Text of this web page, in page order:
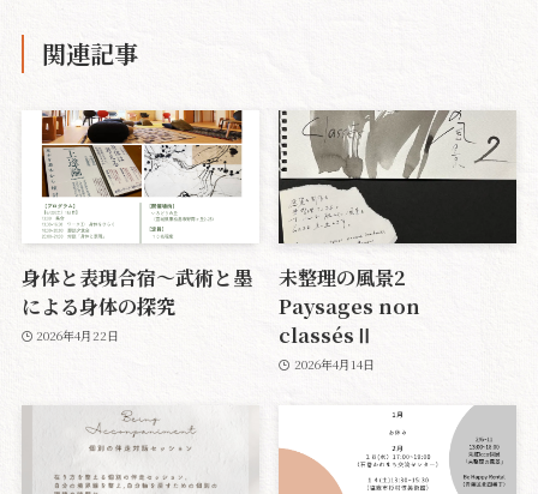
関連記事
身体と表現合宿〜武術と墨
による身体の探究
2026年4月22日
未整理の風景2
Paysages non
classésⅡ
2026年4月14日